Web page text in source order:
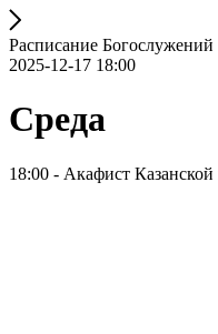
Расписание Богослужений
2025-12-17 18:00
Среда
18:00 - Акафист